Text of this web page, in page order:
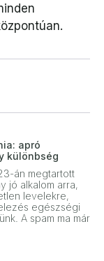
apró
különbség
án megtartott
jó alkalom arra,
levelekre,
egészségi
A spam ma már